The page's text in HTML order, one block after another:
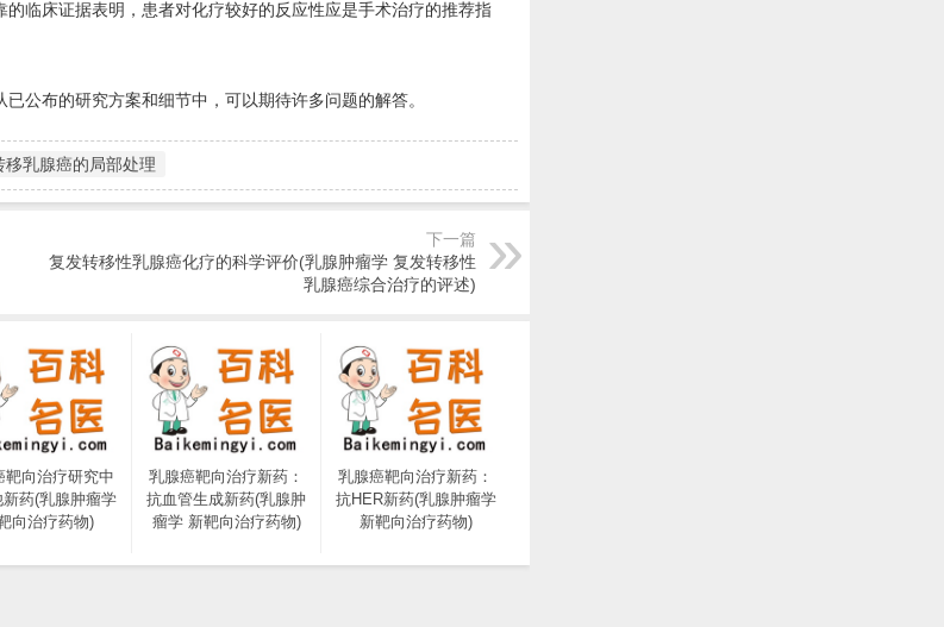
临床证据表明，患者对化疗较好的反应性应是手术治疗的推荐指
公布的研究方案和细节中，可以期待许多问题的解答。
移乳腺癌的局部处理
下一篇
复发转移性乳腺癌化疗的科学评价(乳腺肿瘤学 复发转移性
乳腺癌综合治疗的评述)
靶向治疗研究中
新药(乳腺肿瘤学
向治疗药物)
乳腺癌靶向治疗新药：
抗血管生成新药(乳腺肿
瘤学 新靶向治疗药物)
乳腺癌靶向治疗新药：
抗HER新药(乳腺肿瘤学
新靶向治疗药物)